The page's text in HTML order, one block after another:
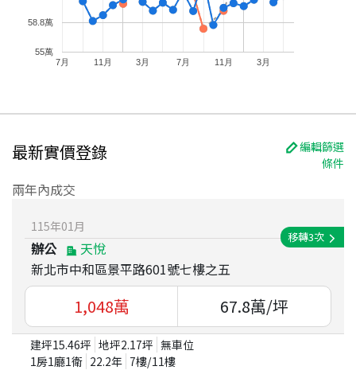
7月 11月 3月 7月 11月 3月
55萬
58.8萬
最新實價登錄
編輯篩選
條件
兩年內成交
115年01月
辦公
天悅
新北市中和區景平路601號七樓之五
移轉3次
1,048萬 67.8萬/坪
建坪15.46坪 地坪2.17坪 無車位
1房1廳1衛 22.2年 7樓/11樓